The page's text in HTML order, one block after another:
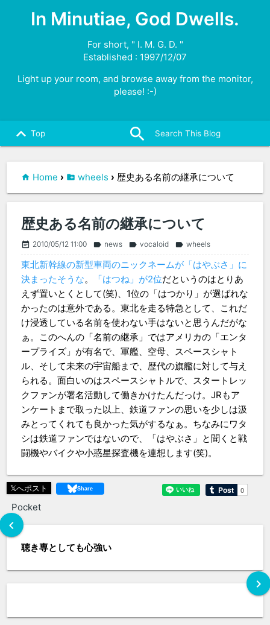
In Minutiae, God Dwells.
For short, " I. M. G. D. "
Established : 1997/12/07
Light up your room, and browse away from the monitor,
please! :-)
keyboard_arrow_up Top search
Home › wheels › 歴史ある名前の継承について
歴史ある名前の継承について
event_note 2010/05/12 11:00 label news label vocaloid label wheels
東北新幹線の新型車両のニックネームが「はやぶさ」に
決まったそうな。 「はつね」が2位だというのはとりあ
えず置いとくとして(笑)、1位の「はつかり」が選ばれな
かったのは意外である。東北を走る特急として、これだ
け浸透している名前を使わない手はないと思うんだがな
ぁ。このへんの「名前の継承」ではアメリカの「エンタ
ープライズ」が有名で、軍艦、空母、スペースシャト
ル、そして未来の宇宙船まで、歴代の旗艦に対して与え
られる。面白いのはスペースシャトルで、スタートレッ
クファンが署名活動して働きかけたんだっけ。JRもア
ンケートまで取った以上、鉄道ファンの思いを少しは汲
みとってくれても良かった気がするなぁ。ちなみにワタ
シは鉄道ファンではないので、「はやぶさ」と聞くと戦
闘機やバイクや小惑星探査機を連想します(笑)。
𝕏へポスト
Pocket
chevron_left
聴き専としても心強い
chevron_right